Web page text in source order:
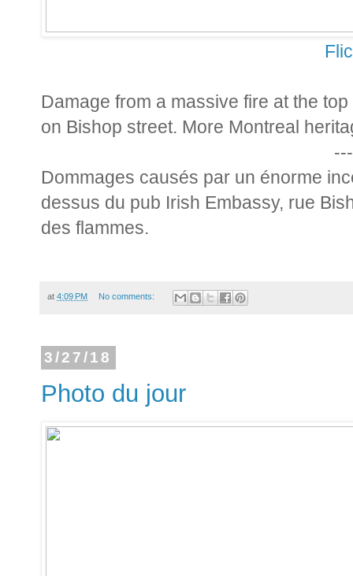
Damage from a massive fire at the
on Bishop street. More Montreal
Dommages causés par un énorme
dessus du pub Irish Embassy, rue
des flammes.
at 4:09 PM No comments:
3/27/18
Photo du jour